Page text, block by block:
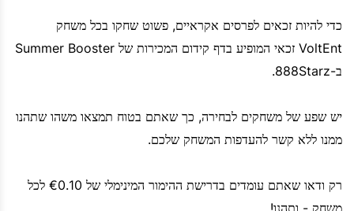
כדי להיות זכאים לפרסים אקראיים, פשוט שחקו בכל משחק
VoltEnt זכאי המופיע בדף קידום המכירות של Summer Booster
ב-888Starz.
יש שפע של משחקים לבחירה, כך שאתם בטוח תמצאו משהו שתהנו
ממנו ללא קשר להעדפות המשחק שלכם.
רק ודאו שאתם עומדים בדרישת ההימור המינימלי של €0.10 לכל